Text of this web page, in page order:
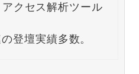
クセス解析ツール
登壇実績多数。